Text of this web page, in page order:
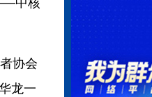
协会
龙一